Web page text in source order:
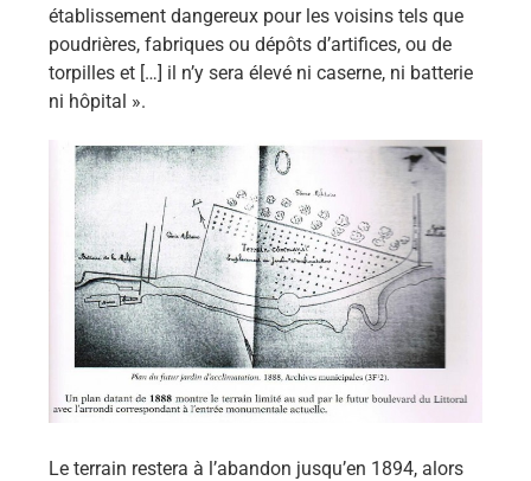
établissement dangereux pour les voisins tels que
poudrières, fabriques ou dépôts d’artifices, ou de
torpilles et […] il n’y sera élevé ni caserne, ni batterie
ni hôpital ».
Le terrain restera à l’abandon jusqu’en 1894, alors